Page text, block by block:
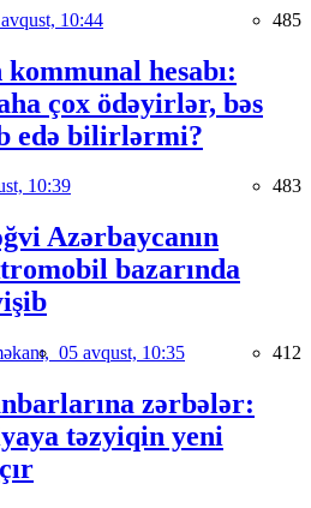
10:44 485
hesabı:
çox ödəyirlər, bəs
edə bilirlərmi?
10:39 483
Azərbaycanın
bazarında
05 avqust, 10:35 412
zərbələr:
təzyiqin yeni